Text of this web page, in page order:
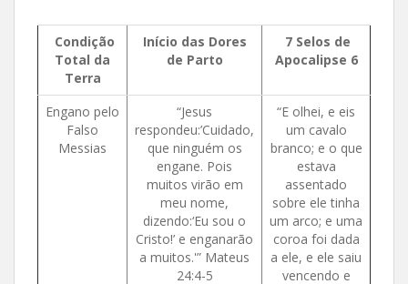
Condição
Total da
Terra
Início das Dores
de Parto
7 Selos de
Apocalipse 6
Engano pelo
Falso
Messias
“Jesus
respondeu:’Cuidado,
que ninguém os
engane. Pois
muitos virão em
meu nome,
dizendo:‘Eu sou o
Cristo!’ e enganarão
a muitos.'” Mateus
24:4-5
“E olhei, e eis
um cavalo
branco; e o que
estava
assentado
sobre ele tinha
um arco; e uma
coroa foi dada
a ele, e ele saiu
vencendo e